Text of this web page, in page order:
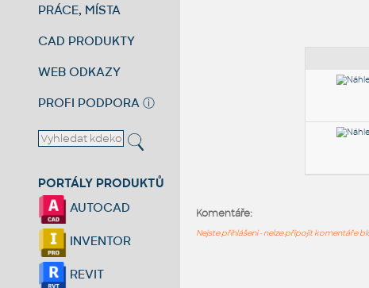
PRÁCE, MÍSTA
CAD PRODUKTY
WEB ODKAZY
PROFI PODPORA ⓘ
PORTÁLY PRODUKTŮ
AUTOCAD
INVENTOR
REVIT
Komentáře:
Nejste přihlášeni - nelze připojit komentáře